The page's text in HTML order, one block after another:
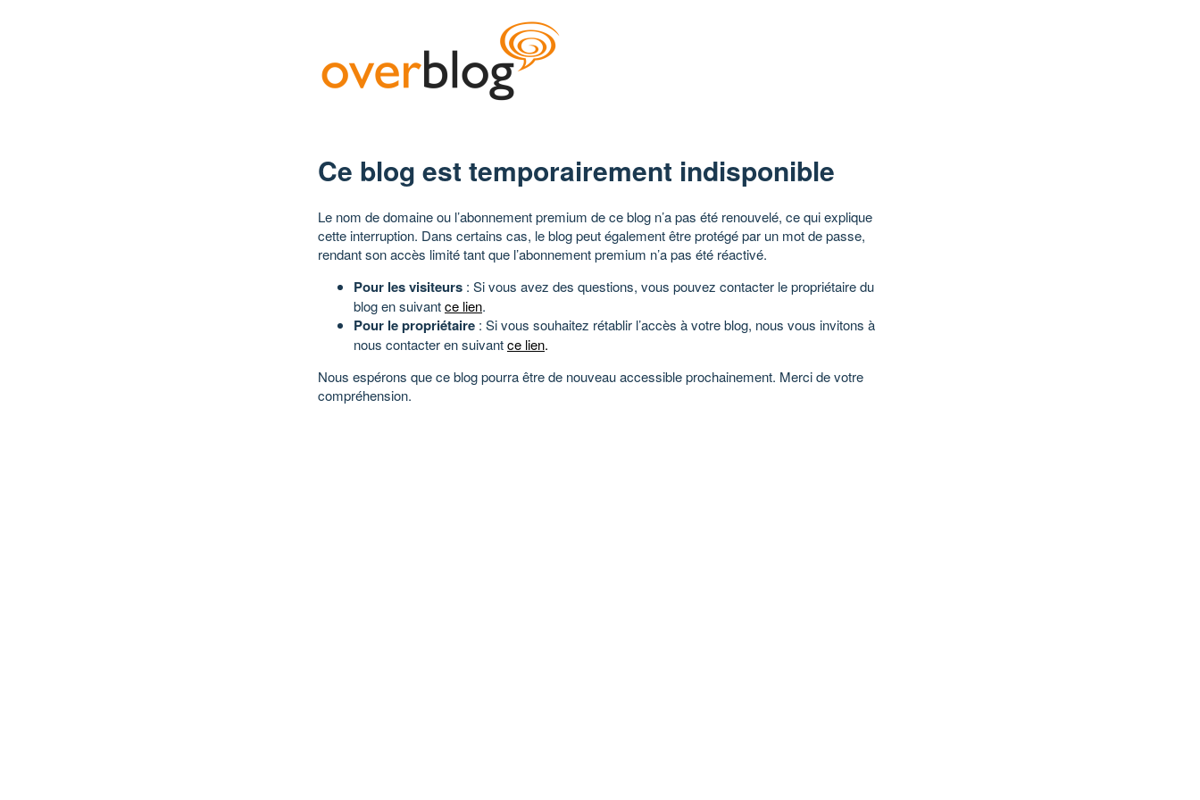
Ce blog est temporairement indisponible
Le nom de domaine ou l’abonnement premium de ce blog n’a pas été renouvelé, ce qui explique
cette interruption. Dans certains cas, le blog peut également être protégé par un mot de passe,
rendant son accès limité tant que l’abonnement premium n’a pas été réactivé.
Pour les visiteurs : Si vous avez des questions, vous pouvez contacter le propriétaire du
blog en suivantce lien.
Pour le propriétaire : Si vous souhaitez rétablir l’accès à votre blog, nous vous invitons à
nous contacter en suivantce lien.
Nous espérons que ce blog pourra être de nouveau accessible prochainement. Merci de votre
compréhension.